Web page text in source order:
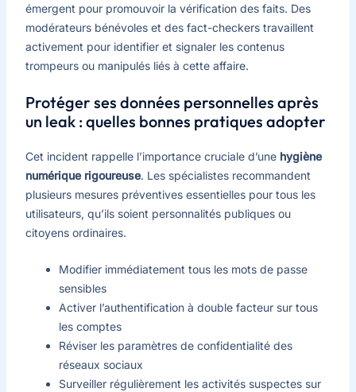
émergent pour promouvoir la vérification des faits. Des
modérateurs bénévoles et des fact-checkers travaillent
activement pour identifier et signaler les contenus
trompeurs ou manipulés liés à cette affaire.
Protéger ses données personnelles après
un leak : quelles bonnes pratiques adopter
Cet incident rappelle l’importance cruciale d’une hygiène
numérique rigoureuse. Les spécialistes recommandent
plusieurs mesures préventives essentielles pour tous les
utilisateurs, qu’ils soient personnalités publiques ou
citoyens ordinaires.
Modifier immédiatement tous les mots de passe
sensibles
Activer l’authentification à double facteur sur tous
les comptes
Réviser les paramètres de confidentialité des
réseaux sociaux
Surveiller régulièrement les activités suspectes sur